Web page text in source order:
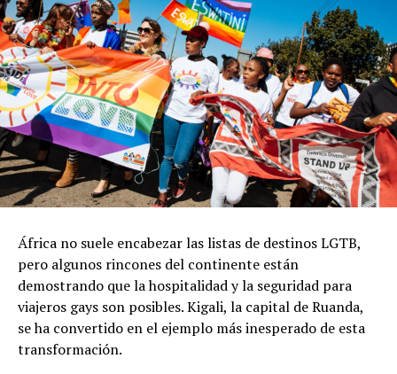
África no suele encabezar las listas de destinos LGTB,
pero algunos rincones del continente están
demostrando que la hospitalidad y la seguridad para
viajeros gays son posibles. Kigali, la capital de Ruanda,
se ha convertido en el ejemplo más inesperado de esta
transformación.